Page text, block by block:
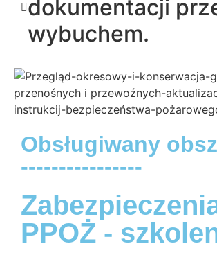
dokumentacji
wybuchem.
Obsługiwany
----------------
PPOŻ -